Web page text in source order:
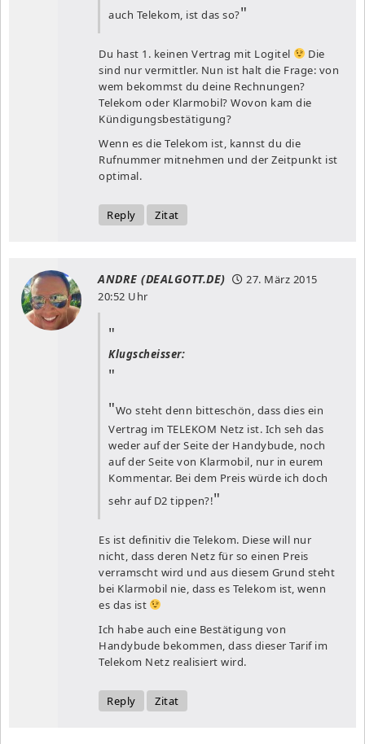
auch Telekom, ist das so?
Du hast 1. keinen Vertrag mit Logitel
Die
sind nur vermittler. Nun ist halt die Frage: von
wem bekommst du deine Rechnungen?
Telekom oder Klarmobil? Wovon kam die
Kündigungsbestätigung?
Wenn es die Telekom ist, kannst du die
Rufnummer mitnehmen und der Zeitpunkt ist
optimal.
Reply Zitat
ANDRE (DEALGOTT.DE)
27. März 2015
20:52 Uhr
Klugscheisser:
Wo steht denn bitteschön, dass dies ein
Vertrag im TELEKOM Netz ist. Ich seh das
weder auf der Seite der Handybude, noch
auf der Seite von Klarmobil, nur in eurem
Kommentar. Bei dem Preis würde ich doch
sehr auf D2 tippen?!
Es ist definitiv die Telekom. Diese will nur
nicht, dass deren Netz für so einen Preis
verramscht wird und aus diesem Grund steht
bei Klarmobil nie, dass es Telekom ist, wenn
es das ist
Ich habe auch eine Bestätigung von
Handybude bekommen, dass dieser Tarif im
Telekom Netz realisiert wird.
Reply Zitat